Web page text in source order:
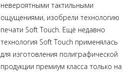
невероятными тактильными
ощущениями, изобрели технологию
печати Soft Touch. Ещё недавно
технология Soft Touch применялась
для изготовления полиграфической
продукции премиум класса только на